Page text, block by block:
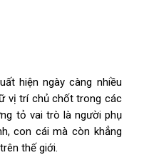
hiện ngày càng nhiều
vị trí chủ chốt trong các
tỏ vai trò là người phụ
con cái mà còn khẳng
thế giới.